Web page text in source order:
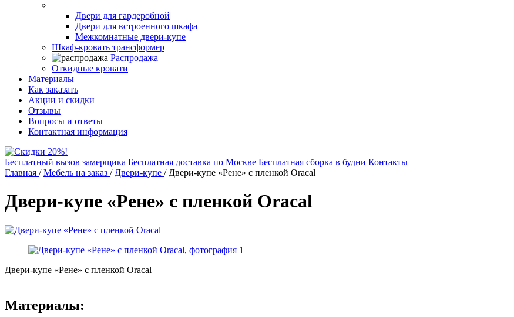
Двери для гардеробной
Двери для встроенного шкафа
Межкомнатные двери-купе
Шкаф-кровать трансформер
Распродажа
Откидные кровати
Материалы
Как заказать
Акции и скидки
Отзывы
Вопросы и ответы
Контактная информация
Бесплатный вызов замерщика Бесплатная доставка по Москве Бесплатная сборка в будни Контакты
Главная /Мебель на заказ / Двери-купе / Двери-купе «Рене» с пленкой Oracal
Двери-купе «Рене» с пленкой Oracal
Двери-купе «Рене» с пленкой Oracal
Материалы: